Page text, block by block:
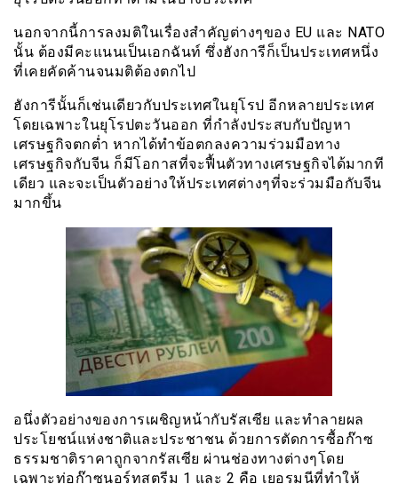
นอกจากนี้การลงมติในเรื่องสำคัญต่างๆของ EU และ NATO
นั้น ต้องมีคะแนนเป็นเอกฉันท์ ซึ่งฮังการีก็เป็นประเทศหนึ่ง
ที่เคยคัดค้านจนมติต้องตกไป
ฮังการีนั้นก็เช่นเดียวกับประเทศในยุโรป อีกหลายประเทศ
โดยเฉพาะในยุโรปตะวันออก ที่กำลังประสบกับปัญหา
เศรษฐกิจตกต่ำ หากได้ทำข้อตกลงความร่วมมือทาง
เศรษฐกิจกับจีน ก็มีโอกาสที่จะฟื้นตัวทางเศรษฐกิจได้มากที
เดียว และจะเป็นตัวอย่างให้ประเทศต่างๆที่จะร่วมมือกับจีน
มากขึ้น
อนึ่งตัวอย่างของการเผชิญหน้ากับรัสเซีย และทำลายผล
ประโยชน์แห่งชาติและประชาชน ด้วยการตัดการซื้อก๊าซ
ธรรมชาติราคาถูกจากรัสเซีย ผ่านช่องทางต่างๆโดย
เฉพาะท่อก๊าซนอร์ทสตรีม 1 และ 2 คือ เยอรมนีที่ทำให้